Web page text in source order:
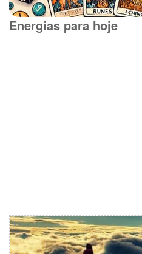
Energias para hoje